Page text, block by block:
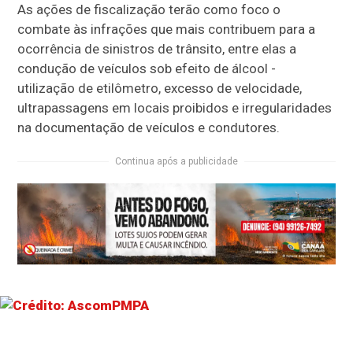
As ações de fiscalização terão como foco o
combate às infrações que mais contribuem para a
ocorrência de sinistros de trânsito, entre elas a
condução de veículos sob efeito de álcool -
utilização de etilômetro, excesso de velocidade,
ultrapassagens em locais proibidos e irregularidades
na documentação de veículos e condutores.
Continua após a publicidade